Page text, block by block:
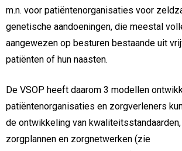
m.n. voor patiëntenorganisaties voor
genetische aandoeningen, die meestal
aangewezen op besturen bestaande uit
patiënten of hun naasten.
De VSOP heeft daarom 3 modellen
patiëntenorganisaties en zorgverleners
de ontwikkeling van
zorgplannen en zorgnetwerken (zie